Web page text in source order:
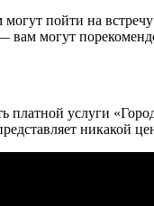
пойти на встречу
могут
услуги
никакой